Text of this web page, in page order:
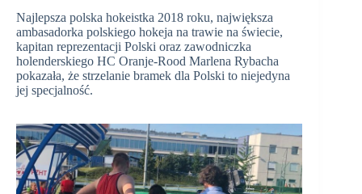
Najlepsza polska hokeistka 2018 roku, największa
ambasadorka polskiego hokeja na trawie na świecie,
kapitan reprezentacji Polski oraz zawodniczka
holenderskiego HC Oranje-Rood Marlena Rybacha
pokazała, że strzelanie bramek dla Polski to niejedyna
jej specjalność.